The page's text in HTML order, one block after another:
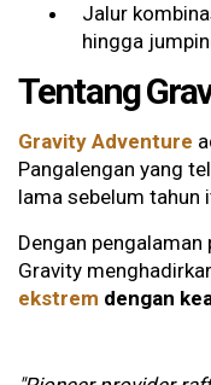
Jalur
hingga
Tentang
Gravity Adventure
Pangalengan yang
lama sebelum tahun
Dengan
Gravity
ekstrem dengan